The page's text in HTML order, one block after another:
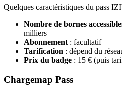
Quelques caractéristiques du pass
Nombre de bornes
milliers
Abonnement : facultatif
Tarification : dépend du
Prix du badge : 15 € (puis
Chargemap Pass